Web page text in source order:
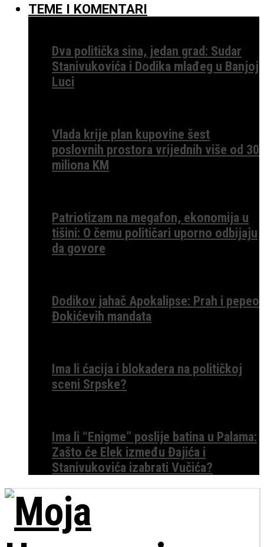
TEME I KOMENTARI
Dva politička sina, jedan grad: Sudar
Stanivukovića i Dodika mlađeg u Banjoj
Luci
Vlada krije plan kupovine šest
poslovnih prostora vrijednih više od 30
miliona KM
Patriotizam na megafon, ekonomija u
tišini: O čemu političari uporno odbijaju
da govore
Dodikov jahač Apokalipse: Prah i pepeo
Đokićevih mandata
Ima li ćacija i blokadera na političkoj
sceni Srpske?
Ima li “Enigme” poslije batina u Palama:
Zašto će Elek između Đajića i
Stanivukovića izabrati Vučića?